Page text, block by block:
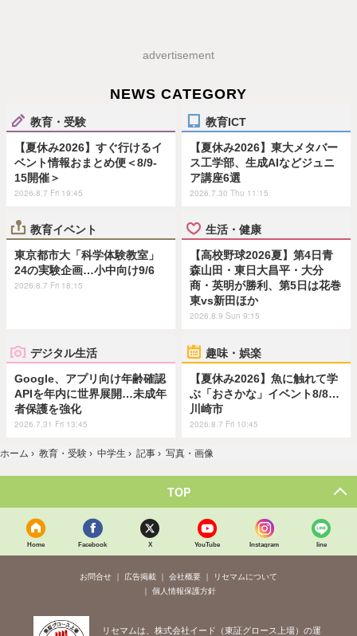
advertisement
NEWS CATEGORY
教育・受験
【夏休み2026】すぐ行けるイ
ベント情報おまとめ便＜8/9-
15開催＞
2026.8.7 Fri 19:45
教育ICT
【夏休み2026】東大メタバー
ス工学部、生成AIなどジュニ
ア講座6選
2026.7.30 Thu 11:15
教育イベント
東京都市大「科学体験教室」
24の実験企画…小中向け9/6
2026.8.7 Fri 18:15
生活・健康
【高校野球2026夏】第4日青
森山田・東日大昌平・大分
商・英明が勝利、第5日は花巻
東vs新田ほか
2026.8.9 Sun 9:15
デジタル生活
Google、アプリ向け年齢確認
APIを年内に世界展開…未成年
者保護を強化
2026.7.31 Fri 13:45
趣味・娯楽
【夏休み2026】魚に触れて学
ぶ「おさかな」イベント8/8…
川崎市
2026.8.7 Fri 10:45
ホーム › 教育・受験 › 中学生 › 記事 › 写真・画像
TOP
Home Facebook X YouTube Instagram line
お問合せ 広告掲載 会社概要
リセマムについて
個人情報保護方針
リセマムは、株式会社イード（東証グロース上場）の運